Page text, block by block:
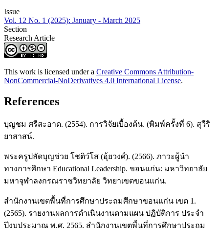
Issue
Vol. 12 No. 1 (2025): January - March 2025
Section
Research Article
This work is licensed under a Creative Commons Attribution-
NonCommercial-NoDerivatives 4.0 International License.
References
บุญชม ศรีสะอาด. (2554). การวิจัยเบื้องต้น. (พิมพ์ครั้งที่ 6). สุวีริ
ยาสาสน์.
พระครูปลัดบุญช่วย โชติวํโส (อุ้ยวงศ์). (2566). ภาวะผู้นำ
ทางการศึกษา Educational Leadership. ขอนแก่น: มหาวิทยาลัย
มหาจุฬาลงกรณราชวิทยาลัย วิทยาเขตขอนแก่น.
สำนักงานเขตพื้นที่การศึกษาประถมศึกษาขอนแก่น เขต 1.
(2565). รายงานผลการดำเนินงานตามแผน ปฏิบัติการ ประจำ
ปีงบประมาณ พ.ศ. 2565. สำนักงานเขตพื้นที่การศึกษาประถม